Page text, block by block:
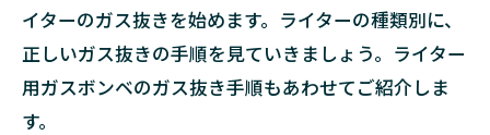
イターのガス抜きを始めます。ライターの種類別に、
正しいガス抜きの手順を見ていきましょう。ライター
用ガスボンベのガス抜き手順もあわせてご紹介しま
す。